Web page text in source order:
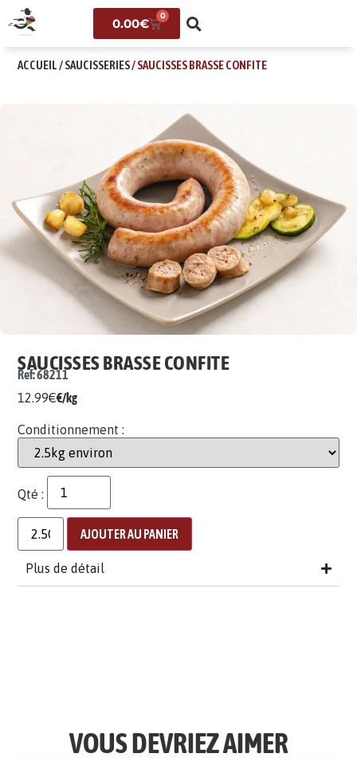
0.00€
0
ACCUEIL/SAUCISSERIES/ SAUCISSES BRASSE CONFITE
SAUCISSES BRASSE CONFITE
Ref: 68211
12.99€€/kg
Conditionnement :
Qté :
AJOUTER AU PANIER
Plus de détail
VOUS DEVRIEZ AIMER